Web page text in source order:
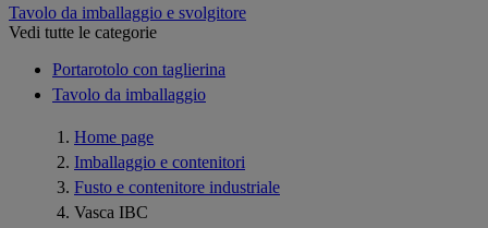
Tavolo da imballaggio e svolgitore
Vedi tutte le categorie
Portarotolo con taglierina
Tavolo da imballaggio
Home page
Imballaggio e contenitori
Fusto e contenitore industriale
Vasca IBC